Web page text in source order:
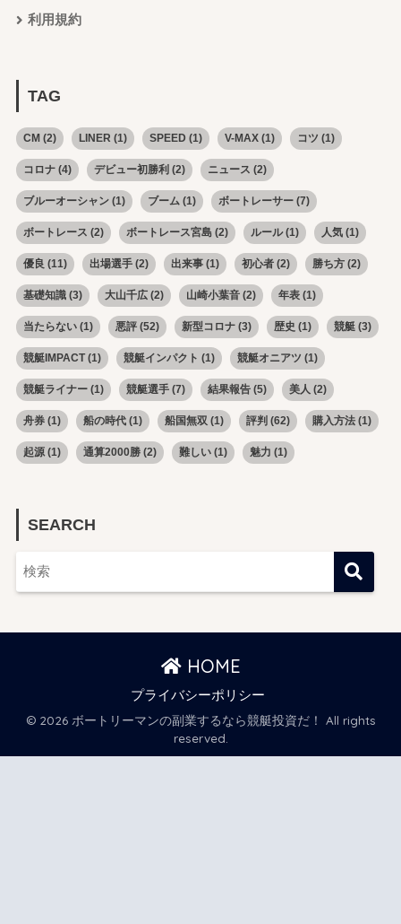
利用規約
TAG
CM (2) LINER (1) SPEED (1) V-MAX(1) コツ (1)
コロナ(4) デビュー初勝利 (2) ニュース (2)
ブルーオーシャン(1) ブーム(1) ボートレーサー(7)
ボートレース (2) ボートレース宮島(2) ルール(1) 人気(1)
優良 (11) 出場選手(2) 出来事(1) 初心者(2) 勝ち方(2)
基礎知識(3) 大山千広(2) 山崎小葉音(2) 年表(1)
当たらない(1) 悪評(52) 新型コロナ(3) 歴史 (1) 競艇(3)
競艇IMPACT(1) 競艇インパクト (1) 競艇オニアツ (1)
競艇ライナー(1) 競艇選手(7) 結果報告(5) 美人 (2)
舟券(1) 船の時代(1) 船国無双(1) 評判 (62) 購入方法(1)
起源(1) 通算2000勝(2) 難しい(1) 魅力 (1)
SEARCH
HOME
プライバシーポリシー
© 2026 ボートリーマンの副業するなら競艇投資だ！ All rights
reserved.